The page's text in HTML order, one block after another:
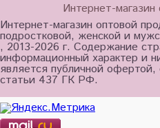
Интернет-магазин
Интернет-магазин оптовой
подростковой, женской и
, 2013-2026 г. Содержание
информационный характер и
является публичной
статьи 437 ГК РФ.